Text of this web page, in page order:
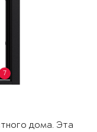
7
дома. Эта